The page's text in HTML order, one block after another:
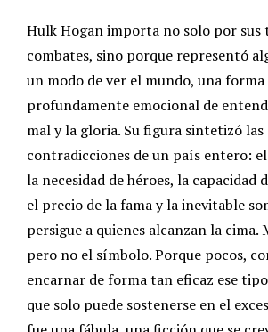
Hulk Hogan importa no solo por
combates, sino porque representó
un modo de ver el mundo, una forma
profundamente emocional de
mal y la gloria. Su figura sintetizó las
contradicciones de un país entero:
la necesidad de héroes, la capacidad
el precio de la fama y la inevitable
persigue a quienes alcanzan la cima.
pero no el símbolo. Porque pocos,
encarnar de forma tan eficaz ese
que solo puede sostenerse en el